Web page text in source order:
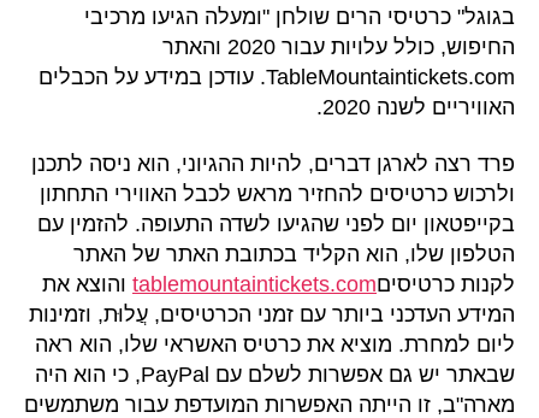
בגוגל" כרטיסי הרים שולחן "ומעלה הגיעו מרכיבי
החיפוש, כולל עלויות עבור 2020 והאתר
TableMountaintickets.com. עודכן במידע על הכבלים
האוויריים לשנה 2020.
פרד רצה לארגן דברים, להיות ההגיוני, הוא ניסה לתכנן
ולרכוש כרטיסים להחזיר מראש לכבל האווירי התחתון
בקייפטאון יום לפני שהגיעו לשדה התעופה. להזמין עם
הטלפון שלו, הוא הקליד בכתובת האתר של האתר
לקנות כרטיסיםtablemountaintickets.com והוצא את
המידע העדכני ביותר עם זמני הכרטיסים, עֲלוּת, וזמינות
ליום למחרת. מוציא את כרטיס האשראי שלו, הוא ראה
שבאתר יש גם אפשרות לשלם עם PayPal, כי הוא היה
מארה"ב, זו הייתה האפשרות המועדפת עבור משתמשים